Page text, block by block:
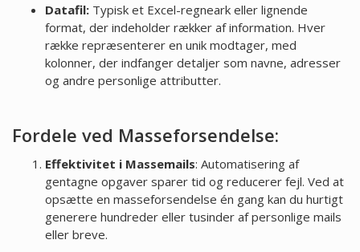
Datafil:Typisk et Excel-regneark eller lignende
format, der indeholder rækker af information. Hver
række repræsenterer en unik modtager, med
kolonner, der indfanger detaljer som navne, adresser
og andre personlige attributter.
Fordele ved Masseforsendelse:
Effektivitet i Massemails: Automatisering af
gentagne opgaver sparer tid og reducerer fejl. Ved at
opsætte en masseforsendelse én gang kan du hurtigt
generere hundreder eller tusinder af personlige mails
eller breve.